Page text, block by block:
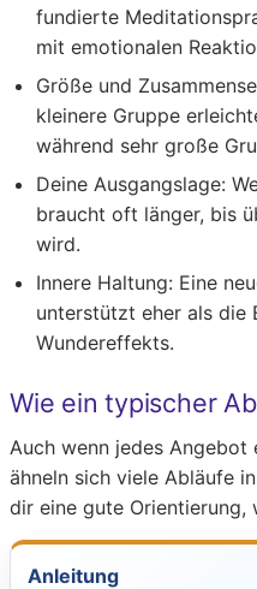
fundierte
mit emotionalen
Größe und
kleinere Gruppe
während sehr große
Deine Ausgangslage:
braucht oft länger, bis
wird.
Innere Haltung: Eine
unterstützt eher als die
Wundereffekts.
Wie ein typischer
Auch wenn jedes Angebot
ähneln sich viele Abläufe
dir eine gute Orientierung,
Anleitung